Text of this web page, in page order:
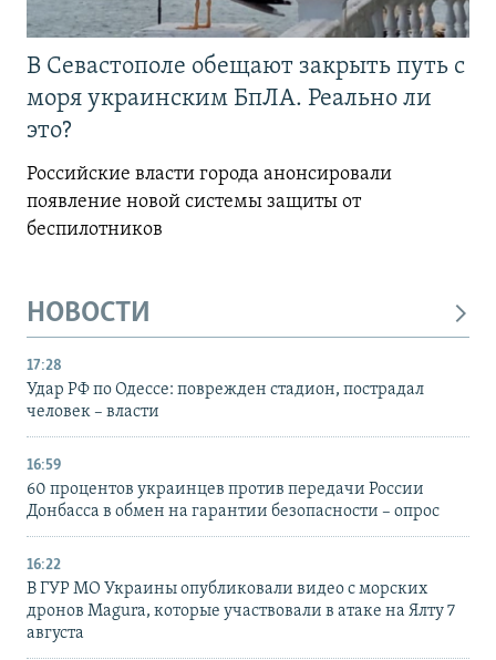
В Севастополе обещают закрыть путь с
моря украинским БпЛА. Реально ли
это?
Российские власти города анонсировали
появление новой системы защиты от
беспилотников
НОВОСТИ
17:28
Удар РФ по Одессе: поврежден стадион, пострадал
человек – власти
16:59
60 процентов украинцев против передачи России
Донбасса в обмен на гарантии безопасности – опрос
16:22
В ГУР МО Украины опубликовали видео с морских
дронов Magura, которые участвовали в атаке на Ялту 7
августа